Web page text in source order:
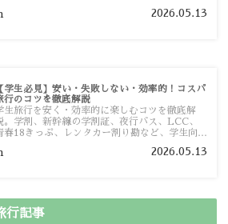
2026.05.13
学生必見】安い・失敗しない・効率的！コスパ
行のコツを徹底解説
生旅行を安く・効率的に楽しむコツを徹底解
。学割、新幹線の学割証、夜行バス、LCC、
春18きっぷ、レンタカー割り勘など、学生向け
2026.05.13
行記事